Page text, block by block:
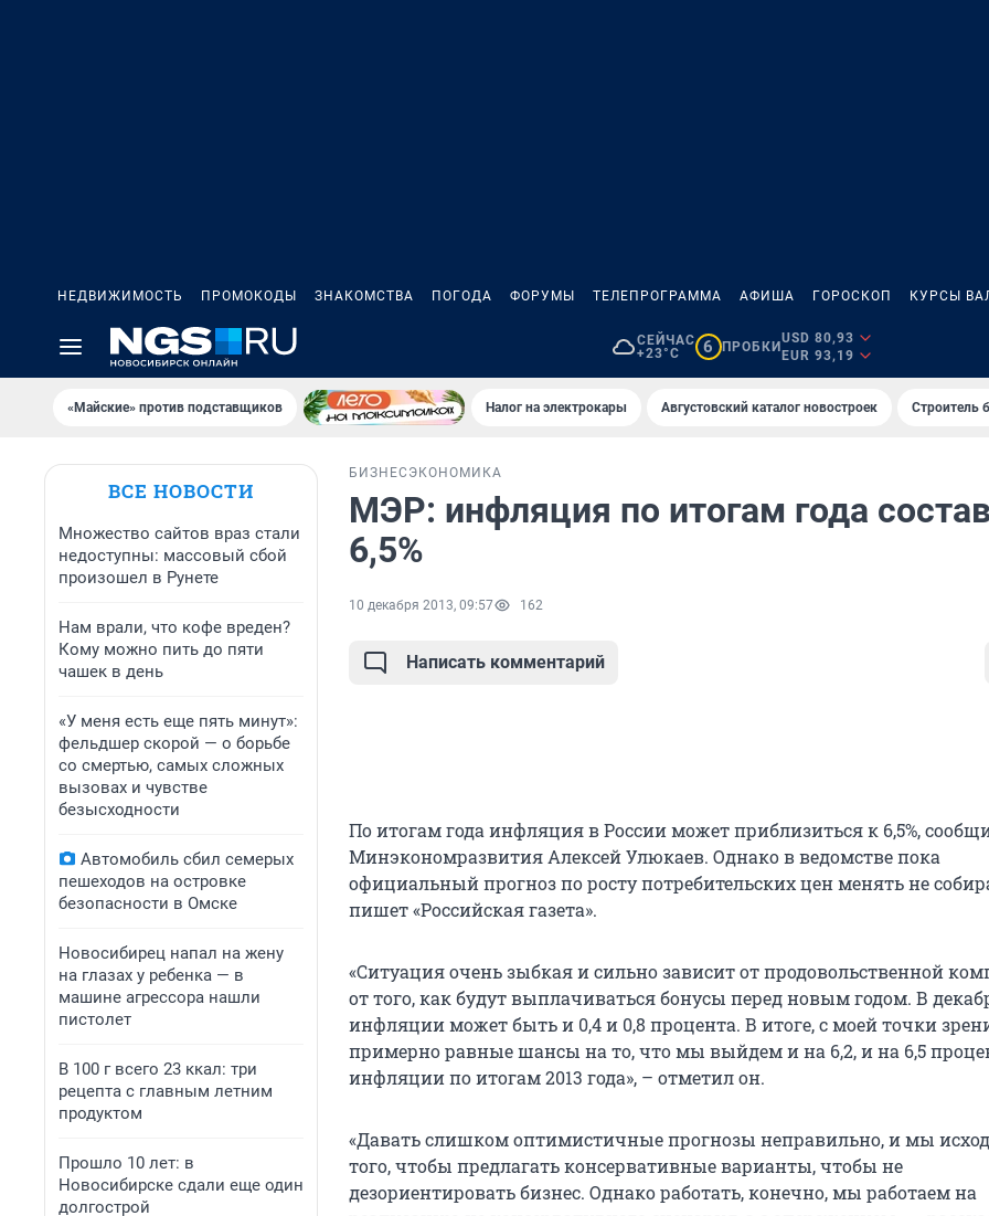
НЕДВИЖИМОСТЬ ПРОМОКОДЫ ЗНАКОМСТВА ПОГОДА ФОРУМЫ ТЕЛЕПРОГРАММА АФИША ГОРОСКОП КУРСЫ
СЕЙЧАС
+23°C
6 ПРОБКИ
USD 80,93
EUR 93,19
«Майские» против подставщиков Налог на электрокары Августовский каталог новостроек Строитель
ВСЕ НОВОСТИ
Множество сайтов враз стали
недоступны: массовый сбой
произошел в Рунете
Нам врали, что кофе вреден?
Кому можно пить до пяти
чашек в день
«У меня есть еще пять минут»:
фельдшер скорой — о борьбе
со смертью, самых сложных
вызовах и чувстве
безысходности
Автомобиль сбил семерых
пешеходов на островке
безопасности в Омске
Новосибирец напал на жену
на глазах у ребенка — в
машине агрессора нашли
пистолет
В 100 г всего 23 ккал: три
рецепта с главным летним
продуктом
Прошло 10 лет: в
Новосибирске сдали еще один
долгострой
БИЗНЕС ЭКОНОМИКА
МЭР: инфляция по итогам года
6,5%
10 декабря 2013, 09:57 162
Написать комментарий
По итогам года инфляция в России может приблизиться к 6,5%,
Минэкономразвития Алексей Улюкаев. Однако в ведомстве пока
официальный прогноз по росту потребительских цен менять не
пишет «Российская газета».
«Ситуация очень зыбкая и сильно зависит от продовольственной
от того, как будут выплачиваться бонусы перед новым годом. В
инфляции может быть и 0,4 и 0,8 процента. В итоге, с моей точки
примерно равные шансы на то, что мы выйдем и на 6,2, и на 6,5
инфляции по итогам 2013 года», – отметил он.
«Давать слишком оптимистичные прогнозы неправильно, и мы
того, чтобы предлагать консервативные варианты, чтобы не
дезориентировать бизнес. Однако работать, конечно, мы работаем на